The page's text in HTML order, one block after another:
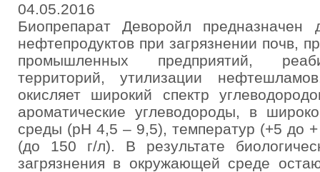
04.05.2016
Биопрепарат Деворойл
нефтепродуктов при загрязнении почв,
промышленных предприятий,
территорий, утилизации
окисляет широкий спектр
ароматические углеводороды, в
среды (рН 4,5 – 9,5), температур (+5 до
(до 150 г/л). В результате
загрязнения в окружающей среде